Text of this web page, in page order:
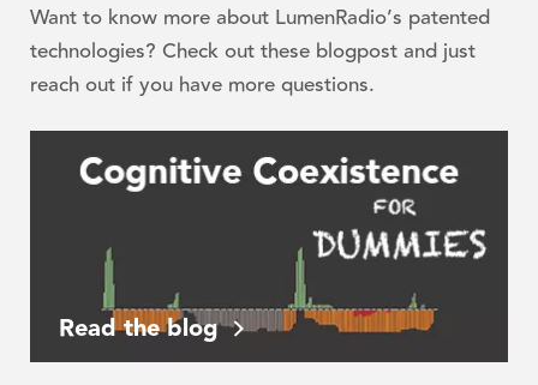
Want to know more about LumenRadio’s patented
technologies? Check out these blogpost and just
reach out if you have more questions.
Read the blog